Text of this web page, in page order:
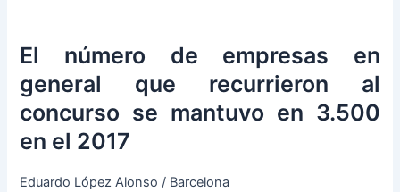
El número de empresas en
general que recurrieron al
concurso se mantuvo en 3.500
en el 2017
Eduardo López Alonso / Barcelona